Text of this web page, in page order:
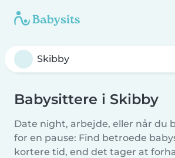
Babysittere i Skibby
Date night, arbejde, eller når du
for en pause: Find betroede
kortere tid, end det tager at